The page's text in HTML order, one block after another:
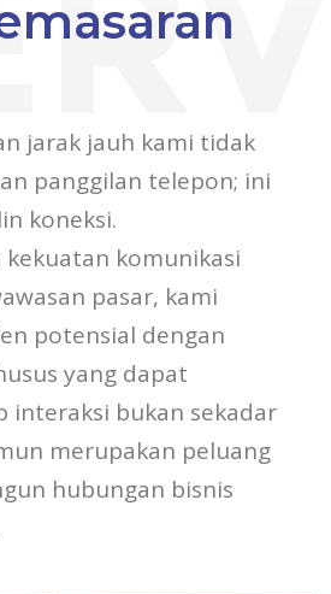
jarak jauh kami tidak
panggilan telepon; ini
koneksi.
komunikasi
pasar, kami
potensial dengan
yang dapat
interaksi bukan sekadar
merupakan peluang
hubungan bisnis